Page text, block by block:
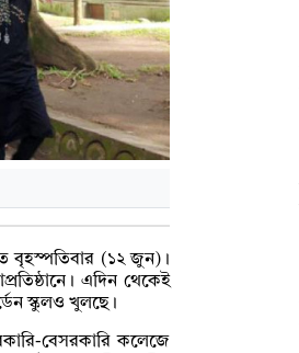
বৃহস্পতিবার (১২ জুন)।
এদিন থেকেই
স্কুলও খুলছে।
বেসরকারি কলেজে